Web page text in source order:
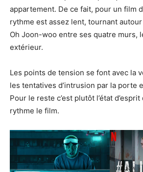
appartement. De ce fait, pour un film
rythme est assez lent, tournant
Oh Joon-woo entre ses quatre murs,
extérieur.
Les points de tension se font avec la
les tentatives d’intrusion par la porte
Pour le reste c’est plutôt l’état
rythme le film.